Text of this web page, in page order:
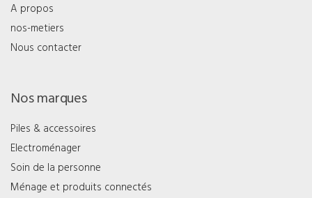
A propos
nos-metiers
Nous contacter
Nos marques
Piles & accessoires
Electroménager
Soin de la personne
Ménage et produits connectés